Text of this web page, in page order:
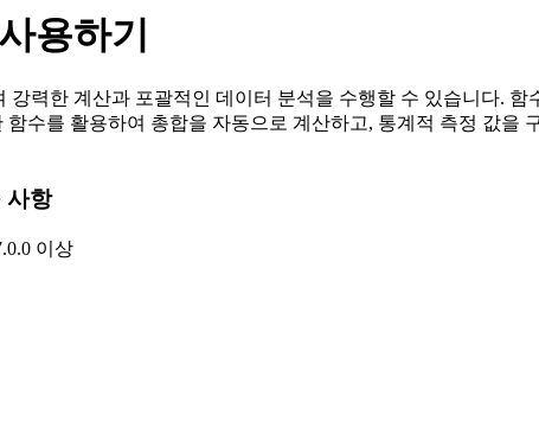
용하기
강력한 계산과 포괄적인 데이터 분석을 수행할 수 있습니다.
수를 활용하여 총합을 자동으로 계산하고, 통계적 측정 값을
사항
이상